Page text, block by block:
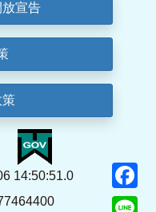
宣告
策
14:50:51.0